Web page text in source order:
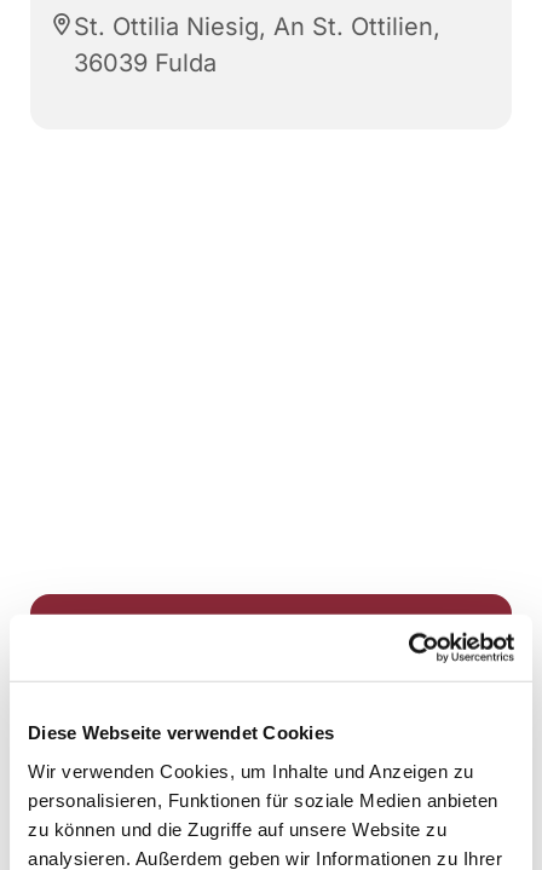
Diese Webseite verwendet Cookies
Wir verwenden Cookies, um Inhalte und Anzeigen zu
personalisieren, Funktionen für soziale Medien anbieten
zu können und die Zugriffe auf unsere Website zu
analysieren. Außerdem geben wir Informationen zu Ihrer
St. Ottilia Niesig, An St. Ottilien,
36039 Fulda
Dies könnte Sie auch